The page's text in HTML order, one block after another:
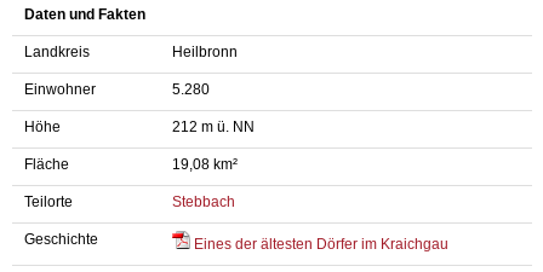
Daten und Fakten
Landkreis Heilbronn
Einwohner 5.280
Höhe 212 m ü. NN
Fläche 19,08 km²
Teilorte Stebbach
Geschichte Eines der ältesten Dörfer im Kraichgau